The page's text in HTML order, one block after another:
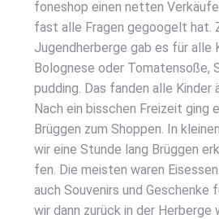
fone­shop einen net­ten
fast alle Fra­gen gegoo­gelt hat.
Jugend­her­ber­ge gab es für alle
Bolo­gne­se oder Toma­ten­so­ße,
pud­ding. Das fan­den alle Kin­der
Nach ein biss­chen Frei­zeit ging
Brüg­gen zum Shop­pen. In
wir eine Stun­de lang Brüg­gen
fen. Die meis­ten waren
auch Sou­ve­nirs und Geschen­ke
wir dann zurück in der Her­ber­ge